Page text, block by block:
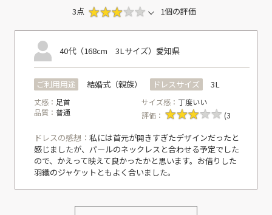
3点 1個の評価
40代（168cm 3Lサイズ） 愛知県
ご利用用途 結婚式（親族） ドレスサイズ 3L
丈感： 足首 サイズ感：丁度いい
品質： 普通 評価： (3
ドレスの感想： 私には首元が開きすぎたデザインだったと
感じましたが、パールのネックレスと合わせる予定でした
ので、かえって映えて良かったかと思います。お借りした
羽織のジャケットともよく合いました。